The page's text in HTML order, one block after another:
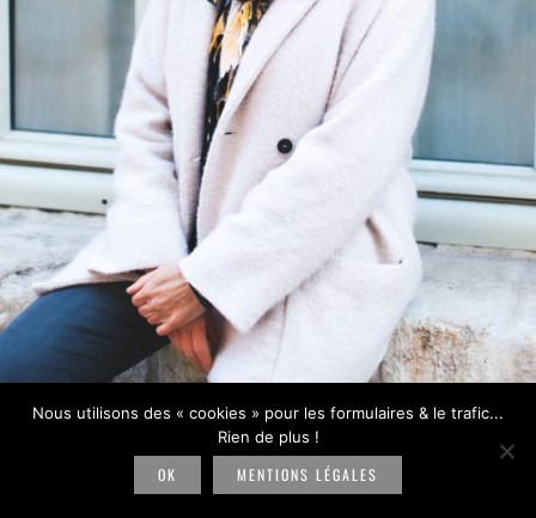
Nous utilisons des « cookies » pour les formulaires & le trafic...
Rien de plus !
OK MENTIONS LÉGALES